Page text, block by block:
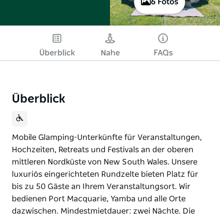
6 Fotos
Überblick Nahe FAQs
Überblick
Mobile Glamping-Unterkünfte für Veranstaltungen,
Hochzeiten, Retreats und Festivals an der oberen
mittleren Nordküste von New South Wales. Unsere
luxuriös eingerichteten Rundzelte bieten Platz für
bis zu 50 Gäste an Ihrem Veranstaltungsort. Wir
bedienen Port Macquarie, Yamba und alle Orte
dazwischen. Mindestmietdauer: zwei Nächte. Die